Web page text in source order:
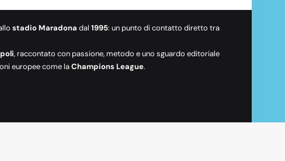
stadio Maradona dal 1995: un punto di contatto diretto tra
, raccontato con passione, metodo e uno sguardo editoriale
europee come laChampions League.